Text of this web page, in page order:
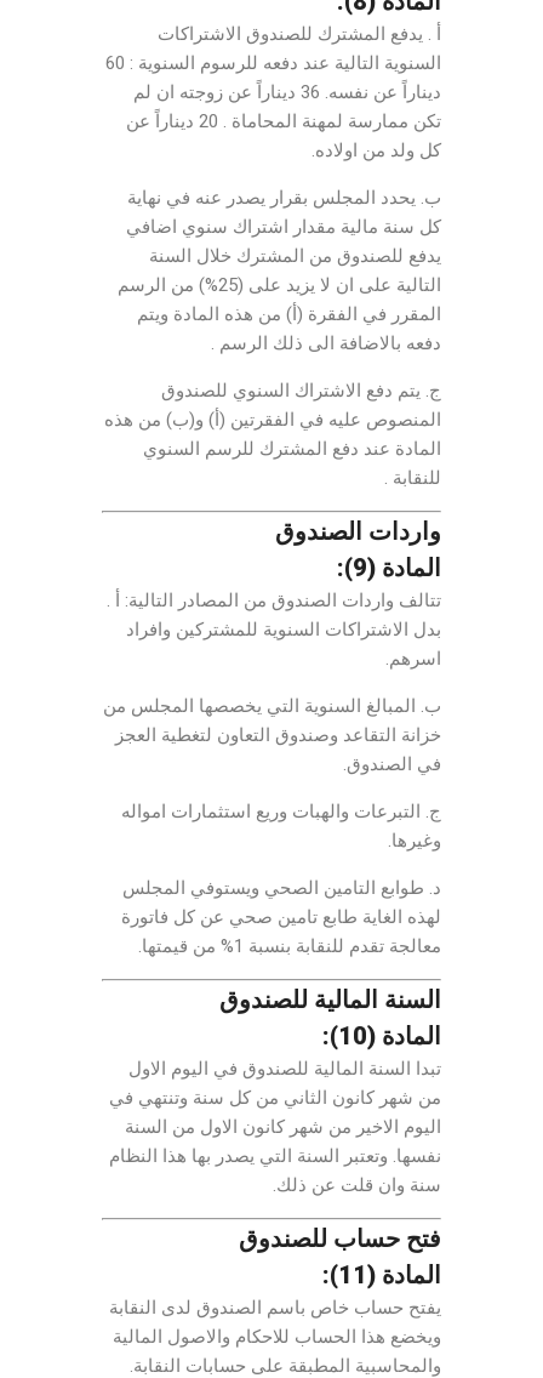
أ . يدفع المشترك للصندوق الاشتراكات
السنوية التالية عند دفعه للرسوم السنوية : 60
ديناراً عن نفسه. 36 ديناراً عن زوجته ان لم
تكن ممارسة لمهنة المحاماة . 20 ديناراً عن
كل ولد من اولاده.
ب. يحدد المجلس بقرار يصدر عنه في نهاية
كل سنة مالية مقدار اشتراك سنوي اضافي
يدفع للصندوق من المشترك خلال السنة
التالية على ان لا يزيد على (25%) من الرسم
المقرر في الفقرة (أ) من هذه المادة ويتم
دفعه بالاضافة الى ذلك الرسم .
ج. يتم دفع الاشتراك السنوي للصندوق
المنصوص عليه في الفقرتين (أ) و(ب) من هذه
المادة عند دفع المشترك للرسم السنوي
للنقابة .
واردات الصندوق
المادة (9):
تتالف واردات الصندوق من المصادر التالية: أ .
بدل الاشتراكات السنوية للمشتركين وافراد
اسرهم.
ب. المبالغ السنوية التي يخصصها المجلس من
خزانة التقاعد وصندوق التعاون لتغطية العجز
في الصندوق.
ج. التبرعات والهبات وريع استثمارات امواله
وغيرها.
د. طوابع التامين الصحي ويستوفي المجلس
لهذه الغاية طابع تامين صحي عن كل فاتورة
معالجة تقدم للنقابة بنسبة 1% من قيمتها.
السنة المالية للصندوق
المادة (10):
تبدا السنة المالية للصندوق في اليوم الاول
من شهر كانون الثاني من كل سنة وتنتهي في
اليوم الاخير من شهر كانون الاول من السنة
نفسها. وتعتبر السنة التي يصدر بها هذا النظام
سنة وان قلت عن ذلك.
فتح حساب للصندوق
المادة (11):
يفتح حساب خاص باسم الصندوق لدى النقابة
ويخضع هذا الحساب للاحكام والاصول المالية
والمحاسبية المطبقة على حسابات النقابة.